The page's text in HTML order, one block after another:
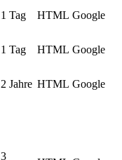
1 Tag HTML Google
1 Tag HTML Google
2 Jahre HTML Google
3